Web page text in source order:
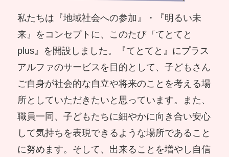
私たちは『地域社会への参加』・『明るい未
来』をコンセプトに、このたび『てとてと
plus』を開設しました。『てとてと』にプラス
アルファのサービスを目的として、子どもさん
ご自身が社会的な自立や将来のことを考える場
所としていただきたいと思っています。また、
職員一同、子どもたちに細やかに向き合い安心
して気持ちを表現できるような場所であること
に努めます。そして、出来ることを増やし自信